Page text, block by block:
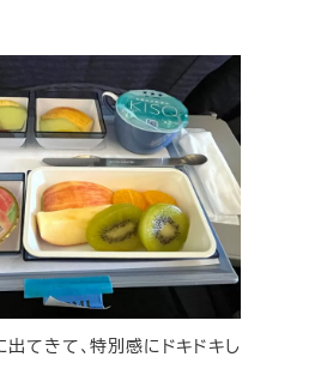
てきて、特別感にドキドキし